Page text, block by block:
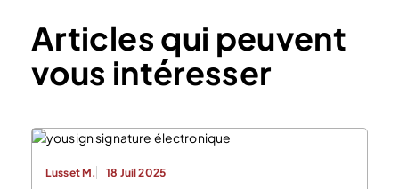
Articles qui peuvent
vous intéresser
Lusset M. 18 Juil 2025